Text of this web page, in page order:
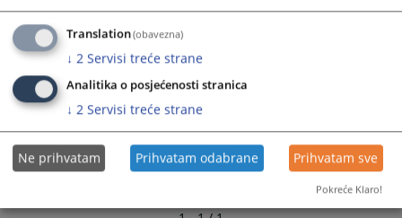
Translation(obavezna)
↓ 2 Servisi treće strane
Analitika o posjećenosti stranica
↓ 2 Servisi treće strane
Ne prihvatam Prihvatam odabrane Prihvatam sve
Pokreće Klaro!